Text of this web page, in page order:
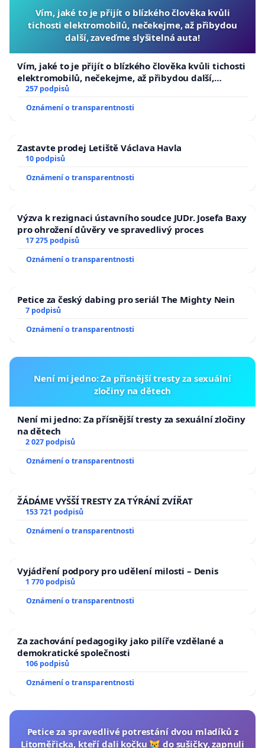
Vím, jaké to je přijít o blízkého člověka kvůli
tichosti elektromobilů, nečekejme, až přibydou
další, zaveďme slyšitelná auta!
Vím, jaké to je přijít o blízkého člověka kvůli tichosti
elektromobilů, nečekejme, až přibydou další,
zaveďme slyšitelná auta!
257 podpisů
Oznámení o transparentnosti
Zastavte prodej Letiště Václava Havla
10 podpisů
Oznámení o transparentnosti
Výzva k rezignaci ústavního soudce JUDr. Josefa Baxy
pro ohrožení důvěry ve spravedlivý proces
17 275 podpisů
Oznámení o transparentnosti
Petice za český dabing pro seriál The Mighty Nein
7 podpisů
Oznámení o transparentnosti
Není mi jedno: Za přísnější tresty za sexuální
zločiny na dětech
Není mi jedno: Za přísnější tresty za sexuální zločiny
na dětech
2 027 podpisů
Oznámení o transparentnosti
ŽÁDÁME VYŠŠÍ TRESTY ZA TÝRÁNÍ ZVÍŘAT
153 721 podpisů
Oznámení o transparentnosti
Vyjádření podpory pro udělení milosti – Denis
1 770 podpisů
Oznámení o transparentnosti
Za zachování pedagogiky jako pilíře vzdělané a
demokratické společnosti
106 podpisů
Oznámení o transparentnosti
Petice za spravedlivé potrestání dvou mladíků z
Litoměřicka, kteří dali kočku 😿 do sušičky, zapnuli